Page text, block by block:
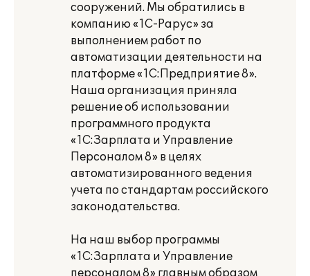
сооружений. Мы обратились в
компанию «1С-Рарус» за
выполнением работ по
автоматизации деятельности на
платформе «1С:Предприятие 8».
Наша организация приняла
решение об использовании
программного продукта
«1С:Зарплата и Управление
Персоналом 8» в целях
автоматизированного ведения
учета по стандартам российского
законодательства.
На наш выбор программы
«1С:Зарплата и Управление
персоналом 8» главным образом